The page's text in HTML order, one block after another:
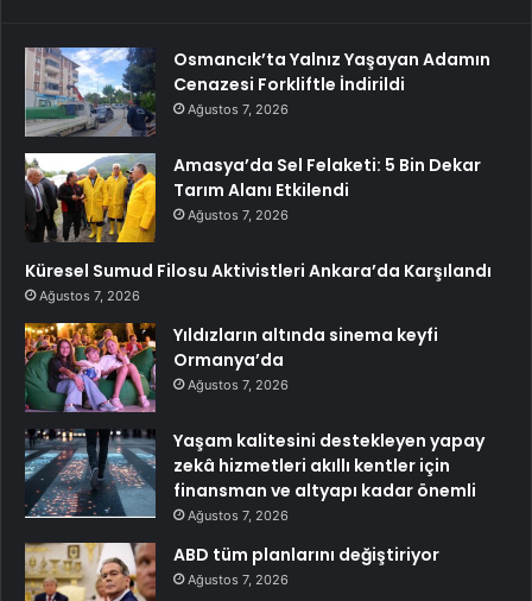
Osmancık’ta Yalnız Yaşayan Adamın
Cenazesi Forkliftle İndirildi
Ağustos 7, 2026
Amasya’da Sel Felaketi: 5 Bin Dekar
Tarım Alanı Etkilendi
Ağustos 7, 2026
Küresel Sumud Filosu Aktivistleri Ankara’da Karşılandı
Ağustos 7, 2026
Yıldızların altında sinema keyfi
Ormanya’da
Ağustos 7, 2026
Yaşam kalitesini destekleyen yapay
zekâ hizmetleri akıllı kentler için
finansman ve altyapı kadar önemli
Ağustos 7, 2026
ABD tüm planlarını değiştiriyor
Ağustos 7, 2026